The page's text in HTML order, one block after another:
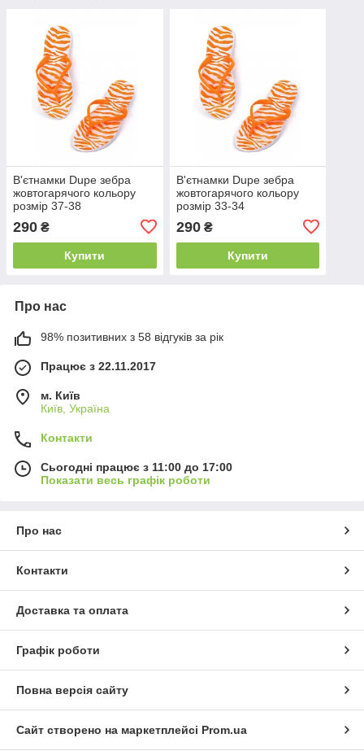
В'єтнамки Dupe зебра
жовтогарячого кольору
розмір 37-38
290 ₴
Купити
В'єтнамки Dupe зебра
жовтогарячого кольору
розмір 33-34
290₴
Купити
Про нас
98% позитивних з 58 відгуків за рік
Працює з 22.11.2017
м. Київ
Київ, Україна
Контакти
Сьогодні працює з 11:00 до 17:00
Показати весь графік роботи
Про нас
Контакти
Доставка та оплата
Графік роботи
Повна версія сайту
Сайт створено на маркетплейсі Prom.ua